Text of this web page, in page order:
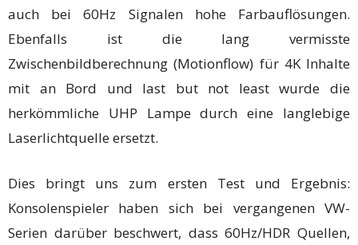
auch bei 60Hz Signalen hohe Farbauflösungen.
Ebenfalls ist die lang vermisste
Zwischenbildberechnung (Motionflow) für 4K Inhalte
mit an Bord und last but not least wurde die
herkömmliche UHP Lampe durch eine langlebige
Laserlichtquelle ersetzt.
Dies bringt uns zum ersten Test und Ergebnis:
Konsolenspieler haben sich bei vergangenen VW-
Serien darüber beschwert, dass 60Hz/HDR Quellen,